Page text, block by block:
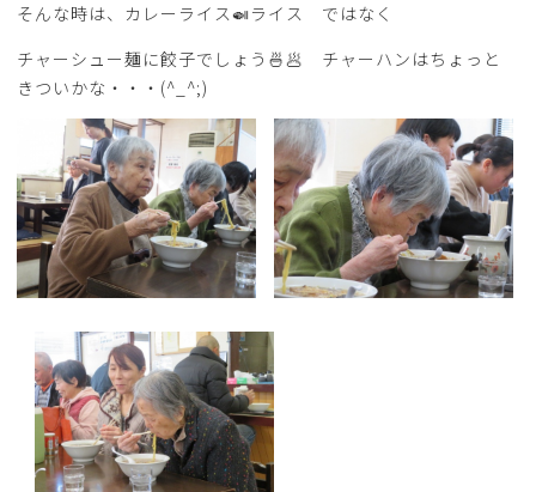
そんな時は、カレーライス🍛ライス ではなく
チャーシュー麺に餃子でしょう🍜🥟 チャーハンはちょっと
きついかな・・・(^_^;)